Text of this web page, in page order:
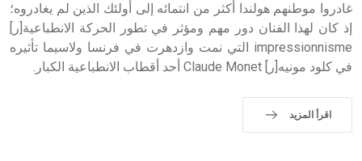
الملوك الذين حكموا مدينة إديسا (الرها) من أبجر الأول وحتى
التاسع، وهم ينتسبون إلى أسرة أوسروين
غادروا موطنهم هولندا أكثر من انتمائه إلى أولئك الذين لم يغادروه؛
إذ كان لهذا الفنان دور مهم ومؤثر في تطور الحركة الانطباعية[ر]
impressionnisme التي نمت وازدهرت في فرنسا ولاسيما تأثيره
في كلود مونيه[ر] Claude Monet أحد أقطاب الانطباعية الكبار.
اقرأ المزيد